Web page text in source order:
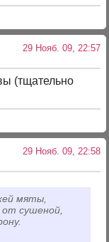
29 Нояб. 09, 22:57
(тщательно
29 Нояб. 09, 22:58
мяты,
сушеной,